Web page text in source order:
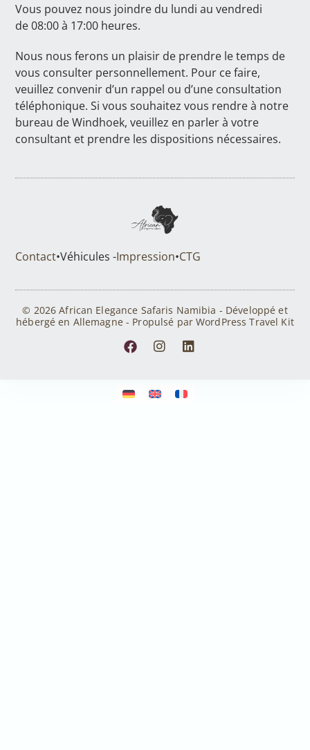
Vous pouvez nous joindre du lundi au vendredi
de 08:00 à 17:00 heures.
Nous nous ferons un plaisir de prendre le temps de
vous consulter personnellement. Pour ce faire,
veuillez convenir d’un rappel ou d’une consultation
téléphonique. Si vous souhaitez vous rendre à notre
bureau de Windhoek, veuillez en parler à votre
consultant et prendre les dispositions nécessaires.
Contact•Véhicules -Impression•CTG
© 2026 African Elegance Safaris Namibia - Développé et
hébergé en Allemagne - Propulsé par WordPress Travel Kit